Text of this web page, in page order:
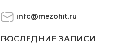
info@mezohit.ru
ПОСЛЕДНИЕ ЗАПИСИ